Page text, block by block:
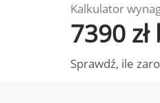
Kalkulator
7390
Sprawdź, ile